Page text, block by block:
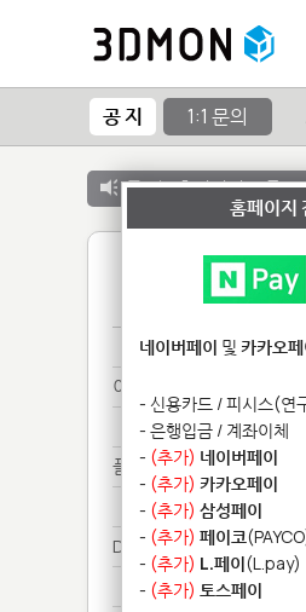
공 지 1:1 문의
공 지 :출력서비스 종료
이런
이런
플라
플라
홈페이지
네이버페이 및 카카오
- 신용카드 / 피시스(연
- 은행입금 / 계좌이체
- (추가) 네이버페이
- (추가) 카카오페이
- (추가) 삼성페이
- (추가) 페이코
- (추가) L.페이(L.pay)
- (추가) 토스페이